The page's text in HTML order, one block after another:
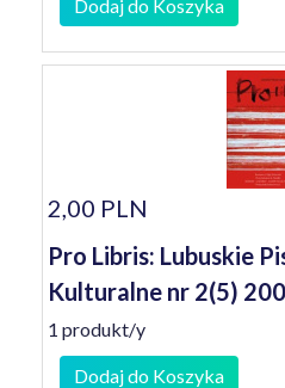
Dodaj do Koszyka
2,00 PLN
Pro Libris: Lubuskie
Kulturalne nr 2(5)
1 produkt/y
Dodaj do Koszyka